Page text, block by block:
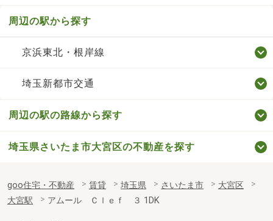
周辺の駅から探す
京浜東北・根岸線
埼玉新都市交通
周辺の駅の路線から探す
埼玉県さいたま市大宮区の不動産を探す
goo住宅・不動産 賃貸 埼玉県 さいたま市
大宮区
大宮駅
アムール Ｃｌｅｆ ３ 1DK